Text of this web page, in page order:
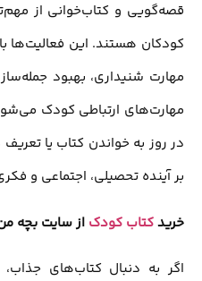
قصه‌گویی و کتاب‌خوانی از
کودکان هستند. این فعالیت‌ها
مهارت شنیداری، بهبود
در روز به خواندن کتاب یا
بر آینده تحصیلی، اجتماعی و
خریدکتاب کودک از سایت بچه
اگر به دنبال کتاب‌های